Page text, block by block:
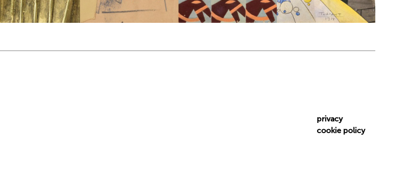
privacy
cookie policy